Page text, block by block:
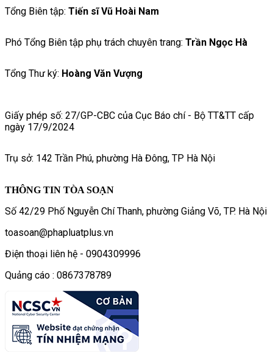
Tổng Biên tập: Tiến sĩ Vũ Hoài Nam
Phó Tổng Biên tập phụ trách chuyên trang: Trần Ngọc Hà
Tổng Thư ký: Hoàng Văn Vượng
Giấy phép số: 27/GP-CBC của Cục Báo chí - Bộ TT&TT cấp
ngày 17/9/2024
Trụ sở: 142 Trần Phú, phường Hà Đông, TP Hà Nội
THÔNG TIN TÒA SOẠN
Số 42/29 Phố Nguyễn Chí Thanh, phường Giảng Võ, TP. Hà Nội
toasoan@phapluatplus.vn
Điện thoại liên hệ - 0904309996
Quảng cáo : 0867378789